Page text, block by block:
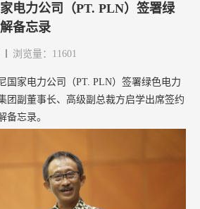
电力公司（PT. PLN）签署绿
备忘录
浏览量：11601
国家电力公司（PT. PLN）签署绿色电力
团副董事长、高级副总裁方启学出席签约
备忘录。